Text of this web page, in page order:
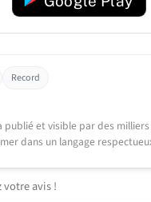
Record
publié et visible par des
dans un langage